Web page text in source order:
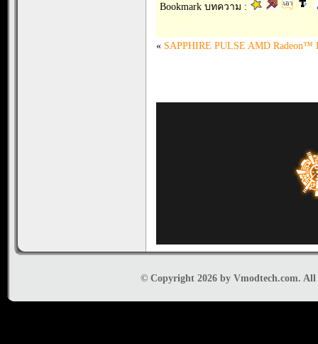
Bookmark บทความ :
« SAPPHIRE PULSE AMD Radeon™
© Copyright 2026 by Vmodtech.com.